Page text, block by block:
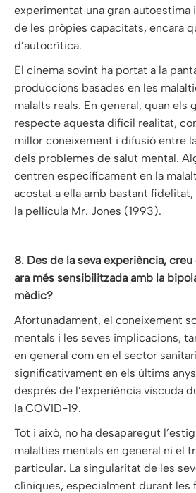
experimentat una gran autoestima
de les pròpies capacitats, encara
d’autocrítica.
El cinema sovint ha portat a la
produccions basades en les
malalts reals. En general, quan els
respecte aquesta difícil realitat,
millor coneixement i difusió entre
dels problemes de salut mental.
centren específicament en la
acostat a ella amb bastant
la pel·lícula Mr. Jones (1993).
8. Des de la seva experiència,
ara més sensibilitzada amb la
mèdic?
Afortunadament, el coneixement
mentals i les seves implicacions,
en general com en el sector
significativament en els últims
després de l’experiència viscuda
la COVID-19.
Tot i això, no ha desaparegut
malalties mentals en general ni el
particular. La singularitat de les
clíniques, especialment durant les